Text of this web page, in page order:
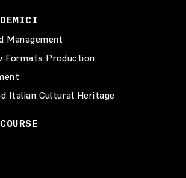
Management
Formats Production
Italian Cultural Heritage